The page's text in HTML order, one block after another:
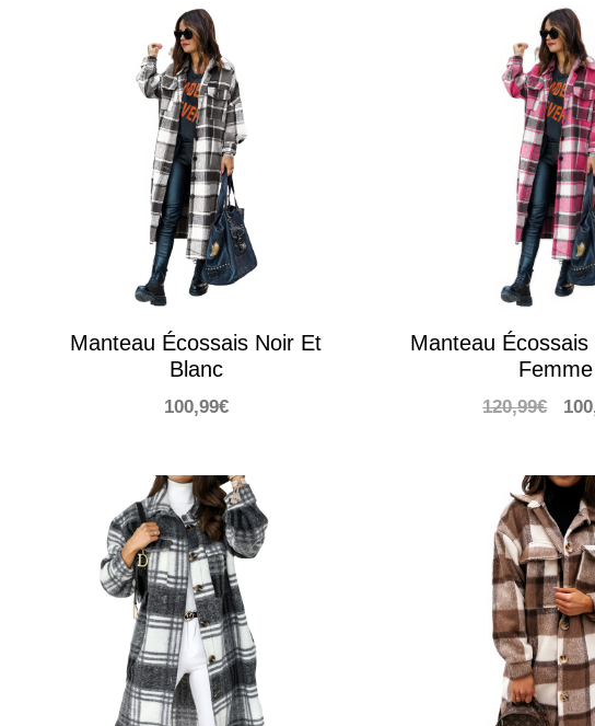
Manteau Écossais Noir Et
Blanc
100,99€
Manteau Écossais
Femme
120,99€
Le